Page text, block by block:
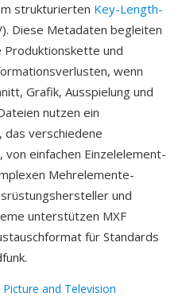
strukturierten Key-Length-
Diese Metadaten begleiten
Produktionskette und
wenn
Grafik, Ausspielung und
nutzen ein
verschiedene
einfachen Einzelelement-
Mehrelemente-
und
unterstützen MXF
für Standards
and Television